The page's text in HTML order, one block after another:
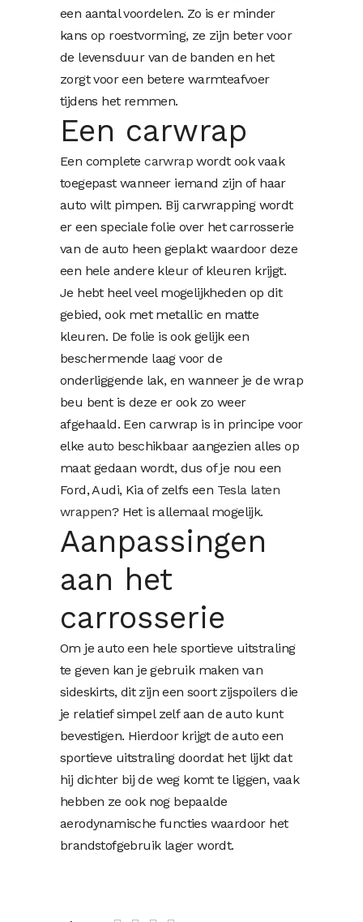
een aantal voordelen. Zo is er minder
kans op roestvorming, ze zijn beter voor
de levensduur van de banden en het
zorgt voor een betere warmteafvoer
tijdens het remmen.
Een carwrap
Een completecarwrap wordt ook vaak
toegepast wanneer iemand zijn of haar
auto wilt pimpen. Bij carwrapping wordt
er een speciale folie over het carrosserie
van de auto heen geplakt waardoor deze
een hele andere kleur of kleuren krijgt.
Je hebt heel veel mogelijkheden op dit
gebied, ook met metallic en matte
kleuren. De folie is ook gelijk een
beschermende laag voor de
onderliggende lak, en wanneer je de wrap
beu bent is deze er ook zo weer
afgehaald. Een carwrap is in principe voor
elke auto beschikbaar aangezien alles op
maat gedaan wordt, dus of je nou een
Ford, Audi, Kia of zelfs een Tesla laten
wrappen? Het is allemaal mogelijk.
Aanpassingen
aan het
carrosserie
Om je auto een hele sportieve uitstraling
te geven kan je gebruik maken van
sideskirts, dit zijn een soort zijspoilers die
je relatief simpel zelf aan de auto kunt
bevestigen. Hierdoor krijgt de auto een
sportieve uitstraling doordat het lijkt dat
hij dichter bij de weg komt te liggen, vaak
hebben ze ook nog bepaalde
aerodynamische functies waardoor het
brandstofgebruik lager wordt.